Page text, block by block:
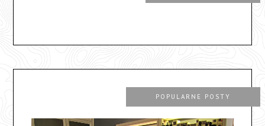
POPULARNE POSTY